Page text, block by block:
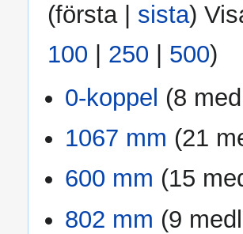
(första| sista)
100
250 500)
0-koppel
(8
1067 mm
(21
600 mm
(15
802 mm
(9